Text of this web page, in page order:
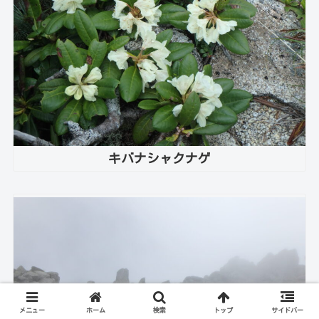
キバナシャクナゲ
メニュー ホーム 検索 トップ サイドバー